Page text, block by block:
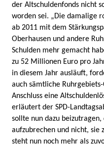
der Altschuldenfonds nicht
worden sei. „Die damalige
ab 2011 mit dem
Oberhausen und andere
Schulden mehr gemacht
zu 52 Millionen Euro pro
in diesem Jahr ausläuft,
auch sämtliche
Anschluss eine
erläutert der SPD-
sollte nun dazu beizutragen,
aufzubrechen und nicht, sie
steht nun noch mehr als